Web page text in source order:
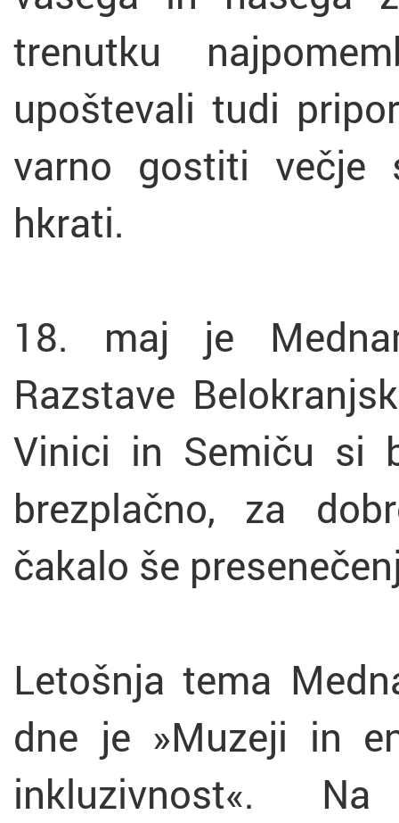
trenutku
upoštevali tudi
varno gostiti večje
hkrati.
18. maj je
Razstave
Vinici in Semiču si
brezplačno, za
čakalo še
Letošnja tema
dne je »Muzeji in
inkluzivnost«.